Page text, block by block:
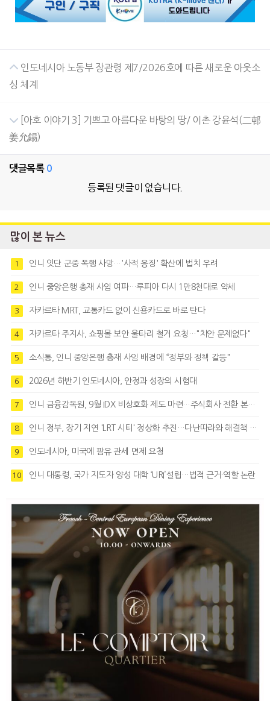
인도네시아 노동부 장관령 제7/2026호에 따른 새로운 아웃소
싱 체계
[아호 이야기 3] 기쁘고 아름다운 바탕의 땅/ 이촌 강윤석(二邨
姜允錫)
댓글목록 0
등록된 댓글이 없습니다.
많이 본 뉴스
1 인니 잇단 군중 폭행 사망…'사적 응징' 확산에 법치 우려
2 인니 중앙은행 총재 사임 여파…루피아 다시 1만8천대로 약세
3 자카르타 MRT, 교통카드 없이 신용카드로 바로 탄다
4 자카르타 주지사, 쇼핑몰 보안 울타리 철거 요청…"치안 문제없다"
5 소식통, 인니 중앙은행 총재 사임 배경에 “정부와 정책 갈등"
6 2026년 하반기 인도네시아, 안정과 성장의 시험대
7 인니 금융감독원, 9월 IDX 비상호화 제도 마련…주식회사 전환 본격화
8 인니 정부, 장기 지연 'LRT 시티' 정상화 추진…다난따라와 해결책 모색
9 인도네시아, 미국에 팜유 관세 면제 요청
10 인니 대통령, 국가 지도자 양성 대학 ‘URI’설립…법적 근거·역할 논란